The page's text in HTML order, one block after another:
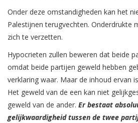
Onder deze omstandigheden kan het
Palestijnen terugvechten. Onderdrukte
zich te verzetten.
Hypocrieten zullen beweren dat beide
omdat beide partijen geweld hebben
verklaring waar. Maar de inhoud ervan
Het geweld van de een kan niet
geweld van de ander. Er bestaat
gelijkwaardigheid tussen de twee